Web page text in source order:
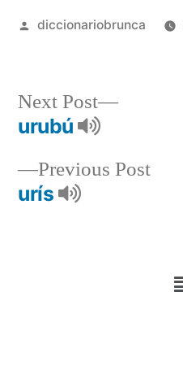
diccionariobrunca
Previous Post
urís
Next Post
urubú